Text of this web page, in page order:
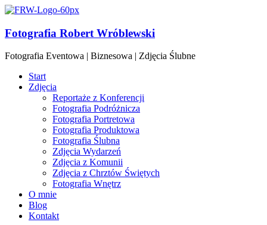
Fotografia Robert Wróblewski
Fotografia Eventowa | Biznesowa | Zdjęcia Ślubne
Start
Zdjęcia
Reportaże z Konferencji
Fotografia Podróżnicza
Fotografia Portretowa
Fotografia Produktowa
Fotografia Ślubna
Zdjęcia Wydarzeń
Zdjęcia z Komunii
Zdjęcia z Chrztów Świętych
Fotografia Wnętrz
O mnie
Blog
Kontakt